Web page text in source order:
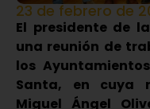
23 de febrero de
El presidente de
una reunión de
los
Santa, en cuya
Miguel Ángel